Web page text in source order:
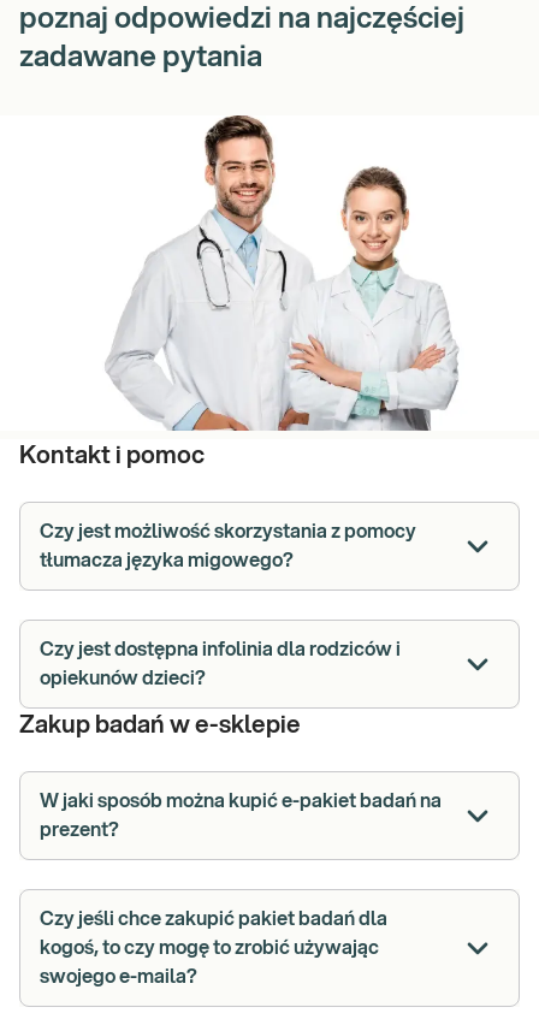
poznaj odpowiedzi na najczęściej
zadawane pytania
Kontakt i pomoc
Czy jest możliwość skorzystania z pomocy
tłumacza języka migowego?
Czy jest dostępna infolinia dla rodziców i
opiekunów dzieci?
Zakup badań w e-sklepie
W jaki sposób można kupić e-pakiet badań na
prezent?
Czy jeśli chce zakupić pakiet badań dla
kogoś, to czy mogę to zrobić używając
swojego e-maila?